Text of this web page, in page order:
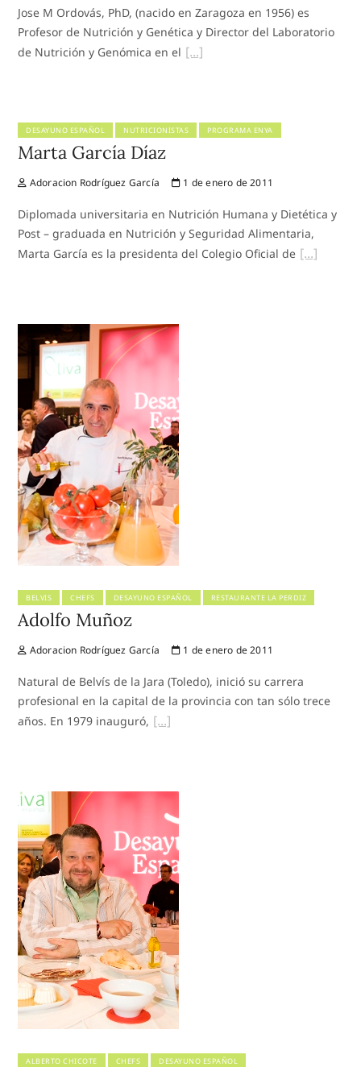
Jose M Ordovás, PhD, (nacido en Zaragoza en 1956) es
Profesor de Nutrición y Genética y Director del Laboratorio
de Nutrición y Genómica en el
DESAYUNO ESPAÑOL NUTRICIONISTAS PROGRAMA ENYA
Marta García Díaz
Adoracion Rodríguez García 1 de enero de 2011
Diplomada universitaria en Nutrición Humana y Dietética y
Post – graduada en Nutrición y Seguridad Alimentaria,
Marta García es la presidenta del Colegio Oficial de
BELVIS CHEFS DESAYUNO ESPAÑOL RESTAURANTE LA PERDIZ
Adolfo Muñoz
Adoracion Rodríguez García 1 de enero de 2011
Natural de Belvís de la Jara (Toledo), inició su carrera
profesional en la capital de la provincia con tan sólo trece
años. En 1979 inauguró,
ALBERTO CHICOTE CHEFS
DESAYUNO ESPAÑOL